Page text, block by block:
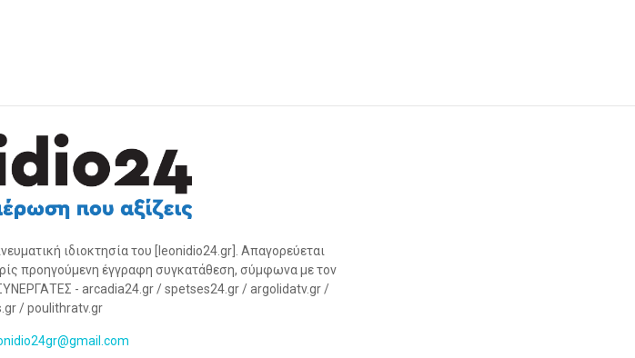
ιδιοκτησία του [leonidio24.gr]. Απαγορεύεται
προηγούμενη έγγραφη συγκατάθεση, σύμφωνα με τον
- arcadia24.gr / spetses24.gr / argolidatv.gr /
/ poulithratv.gr